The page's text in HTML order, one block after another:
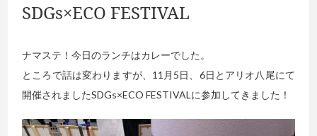
SDGs×ECO FESTIVAL
ナマステ！今日のランチはカレーでした。
ところで話は変わりますが、11月5日、6日とアリオ八尾にて
開催されましたSDGs×ECO FESTIVALに参加してきました！